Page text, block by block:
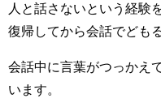
人と話さないという経験
復帰してから会話でども
会話中に言葉がつっかえ
います。